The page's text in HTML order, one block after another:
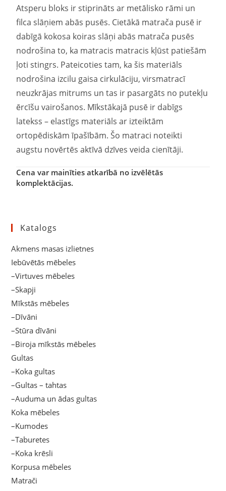
Atsperu bloks ir stiprināts ar metālisko rāmi un
filca slāņiem abās pusēs. Cietākā matrača pusē ir
dabīgā kokosa koiras slāņi abās matrača pusēs
nodrošina to, ka matracis matracis kļūst patiešām
ļoti stingrs. Pateicoties tam, ka šis materiāls
nodrošina izcilu gaisa cirkulāciju, virsmatracī
neuzkrājas mitrums un tas ir pasargāts no putekļu
ērcīšu vairošanos. Mīkstākajā pusē ir dabīgs
latekss – elastīgs materiāls ar izteiktām
ortopēdiskām īpašībām. Šo matraci noteikti
augstu novērtēs aktīvā dzīves veida cienītāji.
Cena var mainīties atkarībā no izvēlētās
komplektācijas.
Katalogs
Akmens masas izlietnes
Iebūvētās mēbeles
–Virtuves mēbeles
–Skapji
Mīkstās mēbeles
–Dīvāni
–Stūra dīvāni
–Biroja mīkstās mēbeles
Gultas
–Koka gultas
–Gultas – tahtas
–Auduma un ādas gultas
Koka mēbeles
–Kumodes
–Taburetes
–Koka krēsli
Korpusa mēbeles
Matrači